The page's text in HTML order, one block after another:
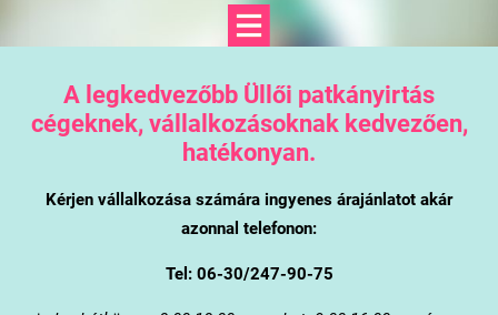
A legkedvezőbb Üllői patkányirtás
cégeknek, vállalkozásoknak kedvezően,
hatékonyan.
Kérjen vállalkozása számára ingyenes árajánlatot akár
azonnal telefonon:
Tel: 06-30/247-90-75